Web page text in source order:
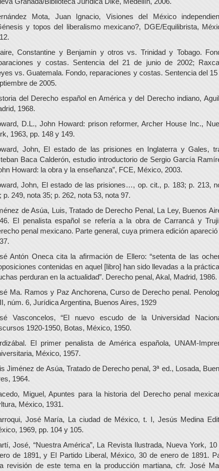
Mota, Juan Ignacio, Visiones del México
y topos del liberalismo mexicano?, DGE/Equilibrista,
Constantine y Benjamin y otros vs. Trinidad y Tobago.
y costas. Sentencia del 21 de junio de 2002;
vs. Guatemala. Fondo, reparaciones y costas. Sentencia del 15
de 2005.
del Derecho español en América y del Derecho indiano,
1968.
D.L., John Howard: prison reformer, Archer House Inc.,
1963, pp. 148 y 149.
John, El estado de las prisiones en Inglaterra y Gales,
Baca Calderón, estudio introductorio de Sergio García
Howard: la obra y la enseñanza”, FCE, México, 2003.
John, El estado de las prisiones…, op. cit., p. 183; p. 213,
p. 249, nota 35; p. 262, nota 53, nota 97.
de Asúa, Luis, Tratado de Derecho Penal, La Ley, Buenos
El penalista español se refería a la obra de Carrancá y
penal mexicano. Parte general, cuya primera edición apareció
Antón Oneca cita la afirmación de Ellero: “setenta de las
contenidas en aquel [libro] han sido llevadas a la
perduran en la actualidad”. Derecho penal, Akal, Madrid, 1986.
Ma. Ramos y Paz Anchorena, Curso de Derecho penal.
núm. 6, Jurídica Argentina, Buenos Aires, 1929
Vasconcelos, “El nuevo escudo de la Universidad
1920-1950, Botas, México, 1950.
El primer penalista de América española, UNAM-
México, 1957.
Jiménez de Asúa, Tratado de Derecho penal, 3ª ed., Losada,
1964.
Miguel, Apuntes para la historia del Derecho penal
México, 1931.
José María, La ciudad de México, t. I, Jesús Medina
1969, pp. 104 y 105.
José, “Nuestra América”, La Revista Ilustrada, Nueva York, 10
de 1891, y El Partido Liberal, México, 30 de enero de 1891.
revisión de este tema en la producción martiana, cfr. José